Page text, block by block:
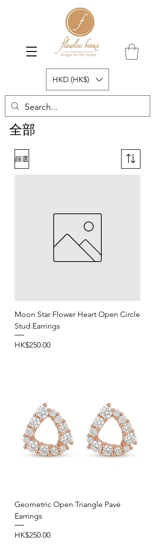
HKD (HK$)
全部
篩選
Moon Star Flower Heart Open Circle
Stud Earrings
價格
HK$250.00
Geometric Open Triangle Pavé
Earrings
價格
HK$250.00